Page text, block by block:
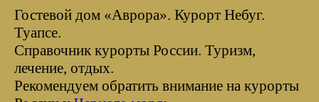
Гостевой дом «Аврора». Курорт Небуг.
Туапсе.
Справочник курорты Росcии. Туризм,
лечение, отдых.
Рекомендуем обратить внимание на курорты